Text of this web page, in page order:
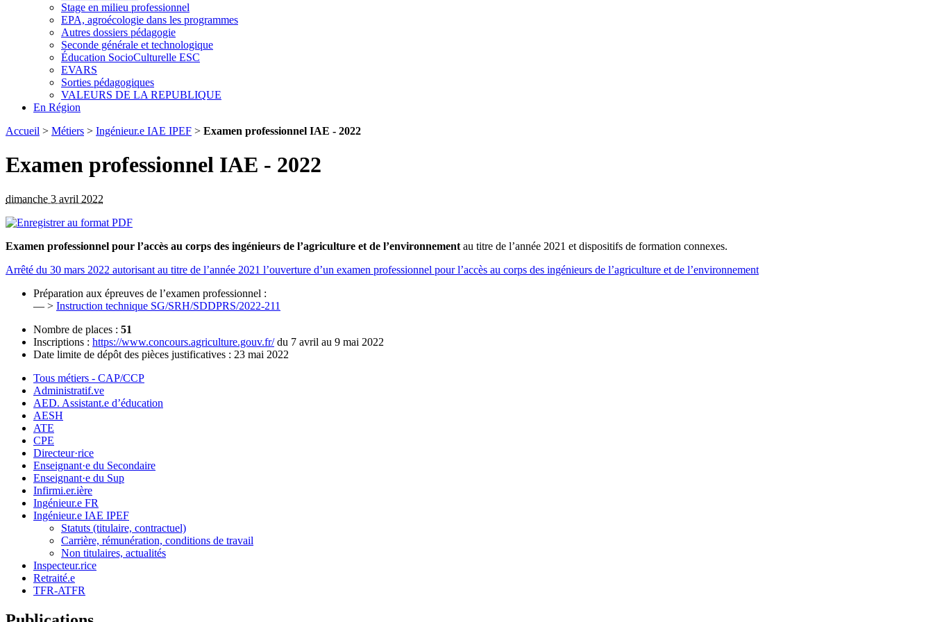
Stage en milieu professionnel
EPA, agroécologie dans les programmes
Autres dossiers pédagogie
Seconde générale et technologique
Éducation SocioCulturelle ESC
EVARS
Sorties pédagogiques
VALEURS DE LA REPUBLIQUE
En Région
Accueil > Métiers > Ingénieur.e IAE IPEF > Examen professionnel IAE - 2022
Examen professionnel IAE - 2022
dimanche 3 avril 2022
Examen professionnel pour l’accès au corps des ingénieurs de l’agriculture et de l’environnement au titre de l’année 2021 et dispositifs de formation connexes.
Arrêté du 30 mars 2022 autorisant au titre de l’année 2021 l’ouverture d’un examen professionnel pour l’accès au corps des ingénieurs de l’agriculture et de l’environnement
Préparation aux épreuves de l’examen professionnel :
— > Instruction technique SG/SRH/SDDPRS/2022-211
Nombre de places : 51
Inscriptions : https://www.concours.agriculture.gouv.fr/du 7 avril au 9 mai 2022
Date limite de dépôt des pièces justificatives : 23 mai 2022
Tous métiers - CAP/CCP
Administratif.ve
AED. Assistant.e d’éducation
AESH
ATE
CPE
Directeur·rice
Enseignant·e du Secondaire
Enseignant·e du Sup
Infirmi.er.ière
Ingénieur.e FR
Ingénieur.e IAE IPEF
Statuts (titulaire, contractuel)
Carrière, rémunération, conditions de travail
Non titulaires, actualités
Inspecteur.rice
Retraité.e
TFR-ATFR